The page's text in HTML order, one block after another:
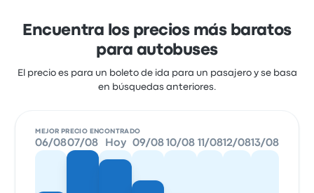
Encuentra los precios más baratos
para autobuses
El precio es para un boleto de ida para un pasajero y se basa
en búsquedas anteriores.
MEJOR PRECIO ENCONTRADO
06/0807/08 Hoy 09/08 10/08 11/0812/0813/08